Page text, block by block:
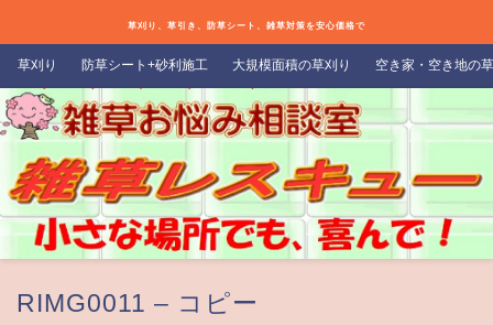
草刈り、草引き、防草シート、雑草対策を安心価格で
草刈り 防草シート+砂利施工 大規模面積の草刈り 空き家・空き地の
RIMG0011 – コピー